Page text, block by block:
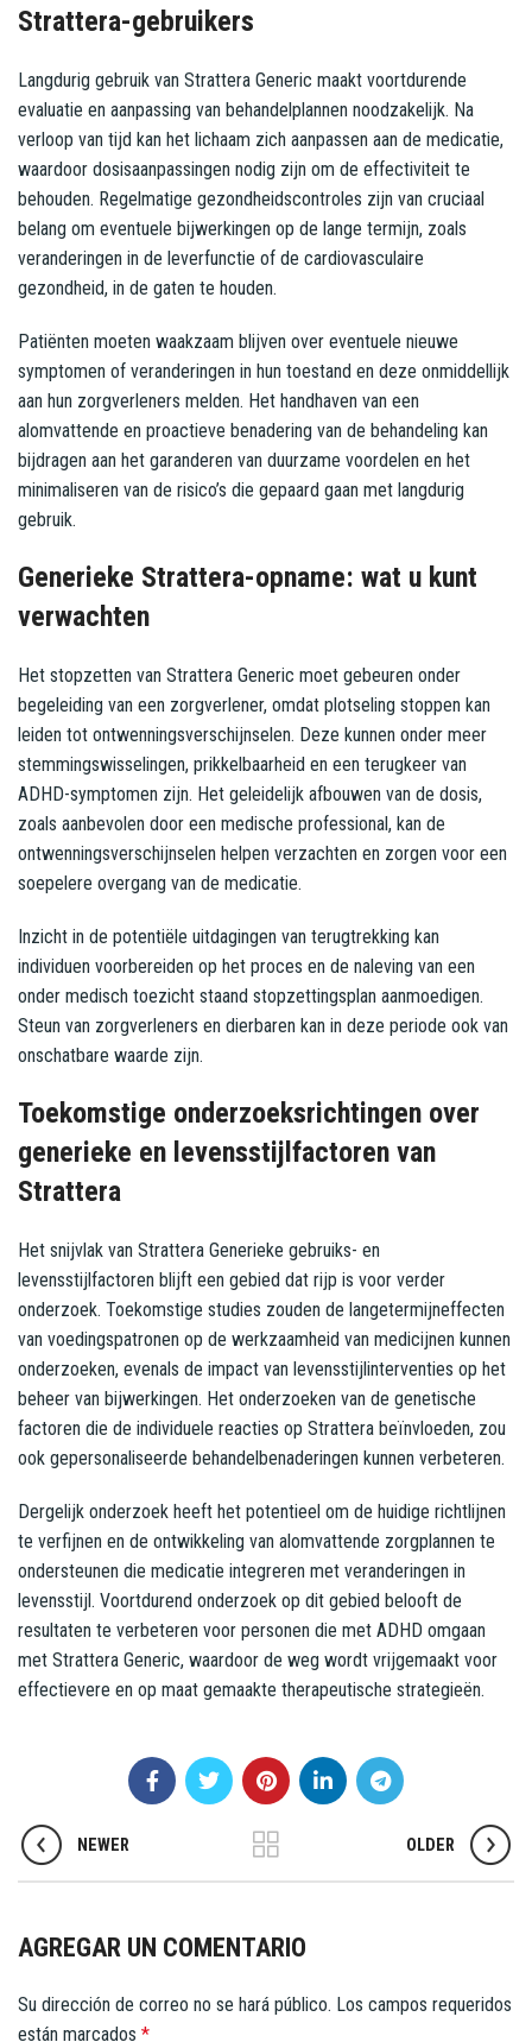
Strattera-gebruikers
Langdurig gebruik van Strattera Generic maakt voortdurende
evaluatie en aanpassing van behandelplannen noodzakelijk. Na
verloop van tijd kan het lichaam zich aanpassen aan de medicatie,
waardoor dosisaanpassingen nodig zijn om de effectiviteit te
behouden. Regelmatige gezondheidscontroles zijn van cruciaal
belang om eventuele bijwerkingen op de lange termijn, zoals
veranderingen in de leverfunctie of de cardiovasculaire
gezondheid, in de gaten te houden.
Patiënten moeten waakzaam blijven over eventuele nieuwe
symptomen of veranderingen in hun toestand en deze onmiddellijk
aan hun zorgverleners melden. Het handhaven van een
alomvattende en proactieve benadering van de behandeling kan
bijdragen aan het garanderen van duurzame voordelen en het
minimaliseren van de risico’s die gepaard gaan met langdurig
gebruik.
Generieke Strattera-opname: wat u kunt
verwachten
Het stopzetten van Strattera Generic moet gebeuren onder
begeleiding van een zorgverlener, omdat plotseling stoppen kan
leiden tot ontwenningsverschijnselen. Deze kunnen onder meer
stemmingswisselingen, prikkelbaarheid en een terugkeer van
ADHD-symptomen zijn. Het geleidelijk afbouwen van de dosis,
zoals aanbevolen door een medische professional, kan de
ontwenningsverschijnselen helpen verzachten en zorgen voor een
soepelere overgang van de medicatie.
Inzicht in de potentiële uitdagingen van terugtrekking kan
individuen voorbereiden op het proces en de naleving van een
onder medisch toezicht staand stopzettingsplan aanmoedigen.
Steun van zorgverleners en dierbaren kan in deze periode ook van
onschatbare waarde zijn.
Toekomstige onderzoeksrichtingen over
generieke en levensstijlfactoren van
Strattera
Het snijvlak van Strattera Generieke gebruiks- en
levensstijlfactoren blijft een gebied dat rijp is voor verder
onderzoek. Toekomstige studies zouden de langetermijneffecten
van voedingspatronen op de werkzaamheid van medicijnen kunnen
onderzoeken, evenals de impact van levensstijlinterventies op het
beheer van bijwerkingen. Het onderzoeken van de genetische
factoren die de individuele reacties op Strattera beïnvloeden, zou
ook gepersonaliseerde behandelbenaderingen kunnen verbeteren.
Dergelijk onderzoek heeft het potentieel om de huidige richtlijnen
te verfijnen en de ontwikkeling van alomvattende zorgplannen te
ondersteunen die medicatie integreren met veranderingen in
levensstijl. Voortdurend onderzoek op dit gebied belooft de
resultaten te verbeteren voor personen die met ADHD omgaan
met Strattera Generic, waardoor de weg wordt vrijgemaakt voor
effectievere en op maat gemaakte therapeutische strategieën.
NEWER OLDER
AGREGAR UN COMENTARIO
Su dirección de correo no se hará público. Los campos requeridos
están marcados *